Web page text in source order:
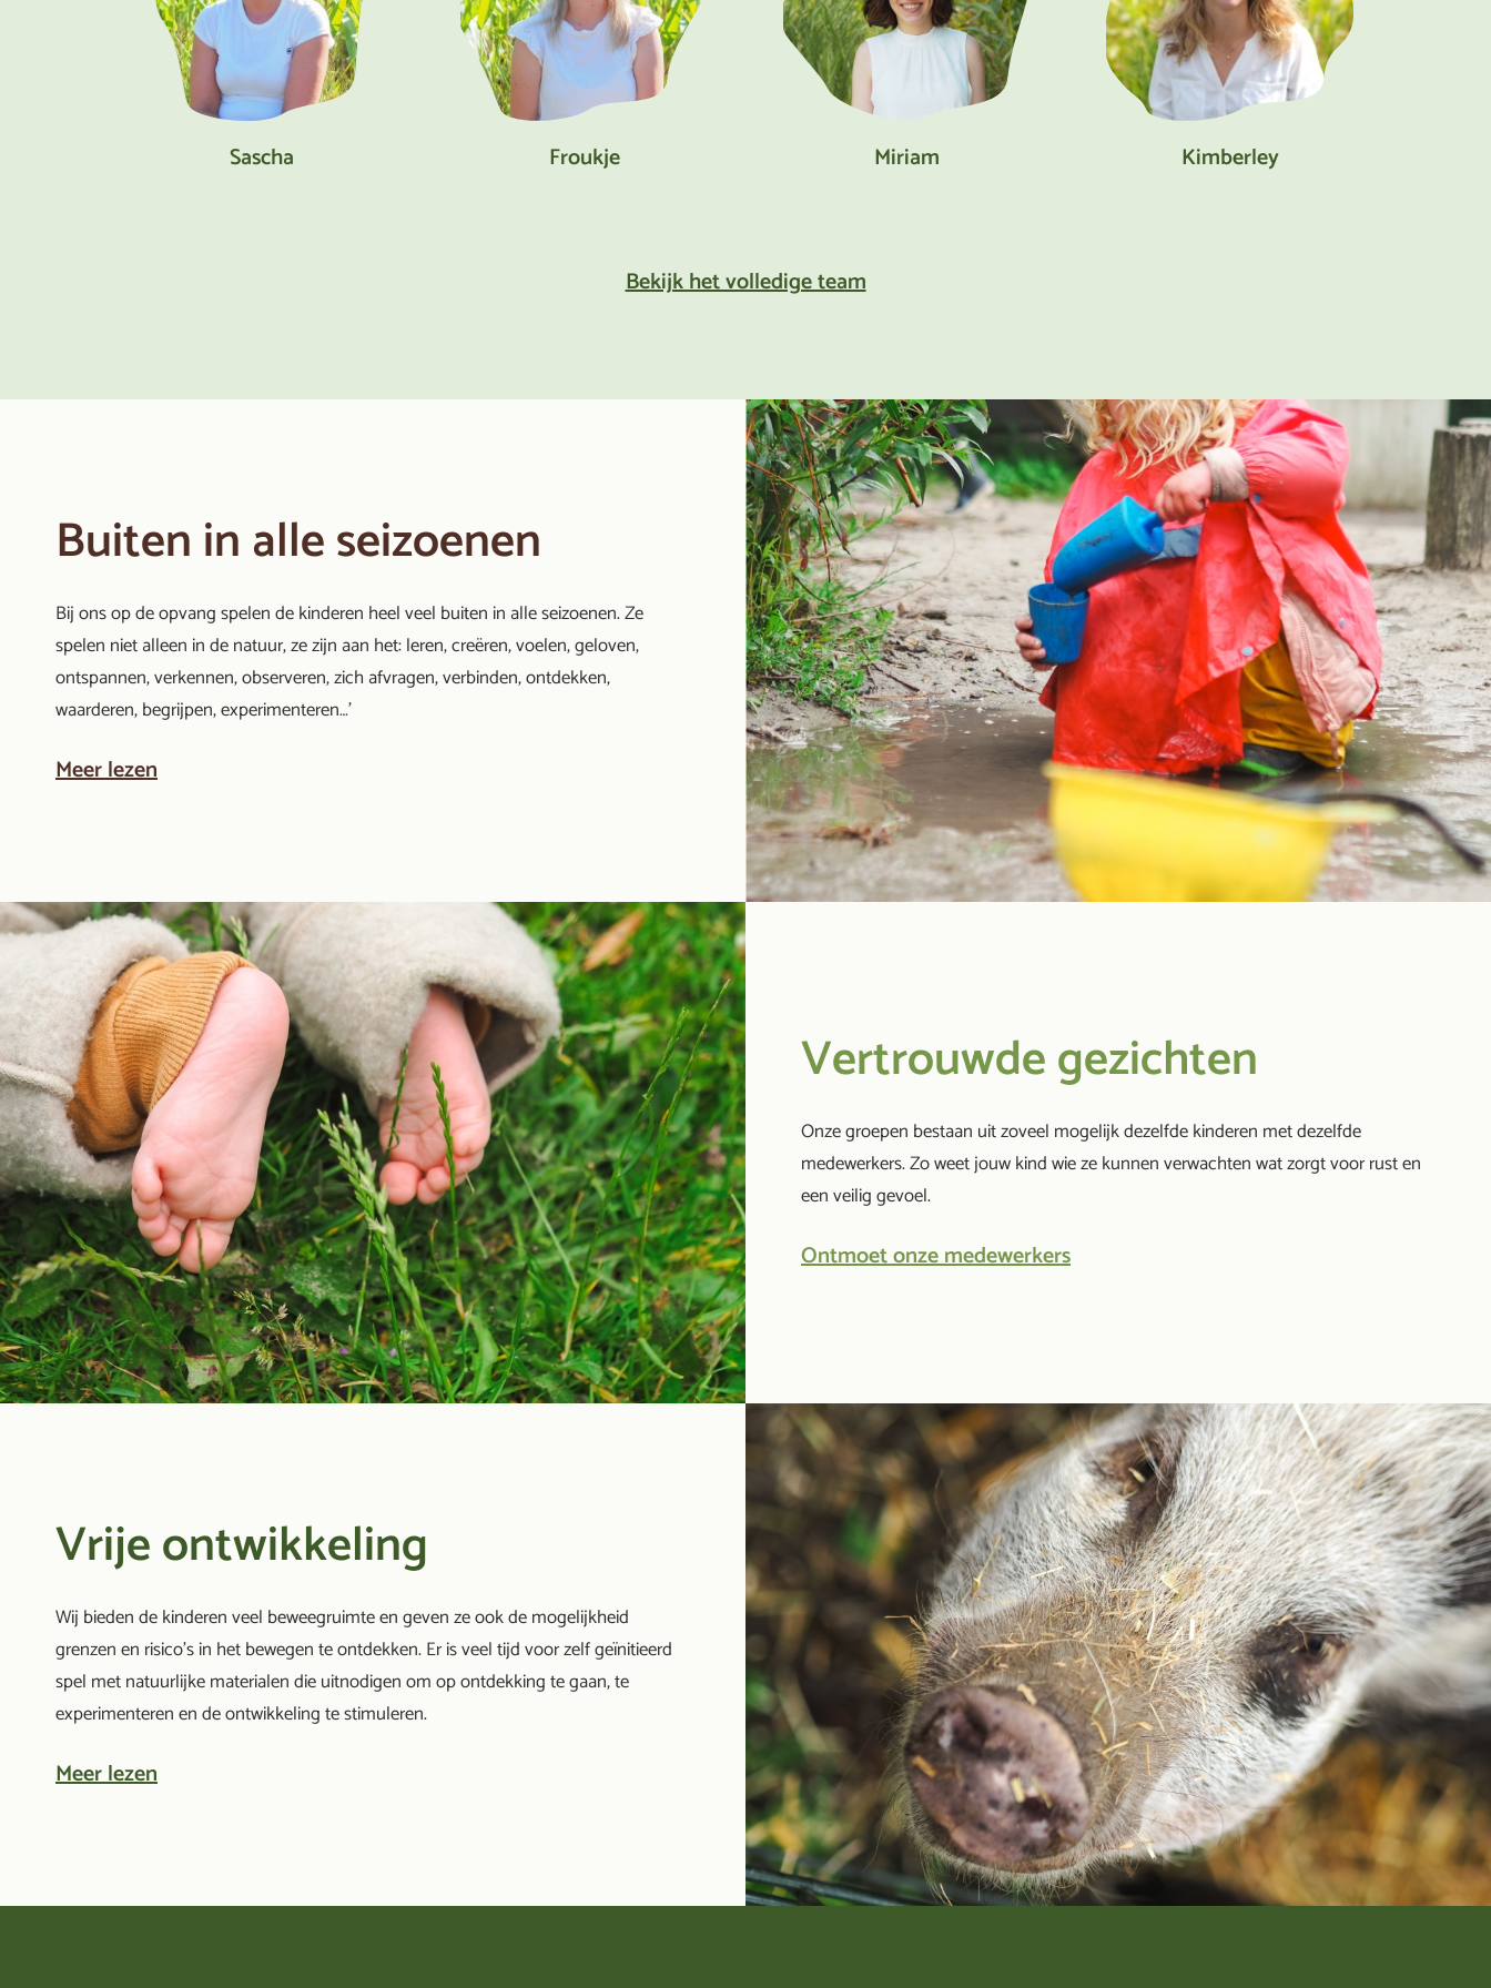
Sascha Froukje Miriam Kimberley
Bekijk het volledige team
Buiten in alle seizoenen
Bij ons op de opvang spelen de kinderen heel veel buiten in alle seizoenen. Ze
spelen niet alleen in de natuur, ze zijn aan het: leren, creëren, voelen, geloven,
ontspannen, verkennen, observeren, zich afvragen, verbinden, ontdekken,
waarderen, begrijpen, experimenteren…'
Meer lezen
Vertrouwde gezichten
Onze groepen bestaan uit zoveel mogelijk dezelfde kinderen met dezelfde
medewerkers. Zo weet jouw kind wie ze kunnen verwachten wat zorgt voor rust en
een veilig gevoel.
Ontmoet onze medewerkers
Vrije ontwikkeling
Wij bieden de kinderen veel beweegruimte en geven ze ook de mogelijkheid
grenzen en risico’s in het bewegen te ontdekken. Er is veel tijd voor zelf geïnitieerd
spel met natuurlijke materialen die uitnodigen om op ontdekking te gaan, te
experimenteren en de ontwikkeling te stimuleren.
Meer lezen